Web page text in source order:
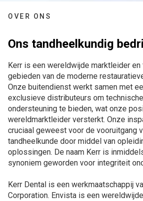
OVER ONS
Ons tandheelkundig
Kerr is een wereldwijde marktleider en
gebieden van de moderne
Onze buitendienst werkt samen met
exclusieve distributeurs om
ondersteuning te bieden, wat onze
wereldmarktleider versterkt. Onze
cruciaal geweest voor de vooruitgang
tandheelkunde door middel van
oplossingen. De naam Kerr is
synoniem geworden voor integriteit
Kerr Dental is een werkmaatschappij
Corporation. Envista is een